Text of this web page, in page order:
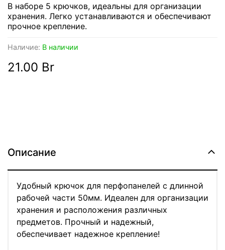
Наличие: В наличии
21.00 Br
В наборе 5 крючков, идеальны для организации
хранения. Легко устанавливаются и обеспечивают
прочное крепление.
Описание
Удобный крючок для перфопанелей с длинной
рабочей части 50мм. Идеален для организации
хранения и расположения различных
предметов. Прочный и надежный,
обеспечивает надежное крепление!